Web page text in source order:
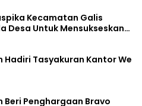
Kecamatan Galis
Desa Untuk Mensukseskan
Hadiri Tasyakuran Kantor We
Beri Penghargaan Bravo